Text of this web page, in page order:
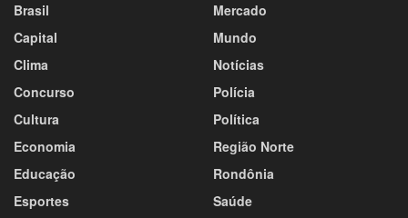
Brasil
Capital
Clima
Concurso
Cultura
Economia
Educação
Esportes
Mercado
Mundo
Notícias
Polícia
Política
Região Norte
Rondônia
Saúde